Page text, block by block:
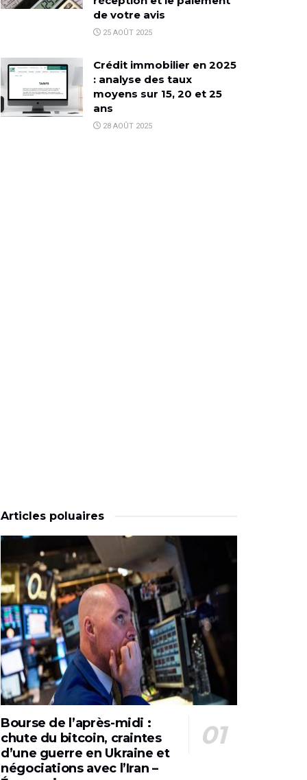
de votre avis
25 AOÛT 2025
Crédit immobilier en 2025
: analyse des taux
moyens sur 15, 20 et 25
ans
28 AOÛT 2025
Articles poluaires
Bourse de l’après-midi :
chute du bitcoin, craintes
d’une guerre en Ukraine et
négociations avec l’Iran –